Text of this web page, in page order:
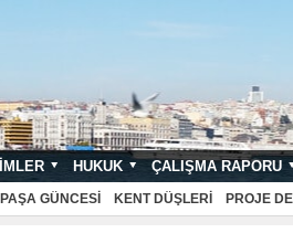
HUKUK ÇALIŞMA RAPORU
GÜNCESI KENT DÜŞLERI PROJE